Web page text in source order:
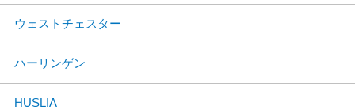
ウェストチェスター
ハーリンゲン
HUSLIA